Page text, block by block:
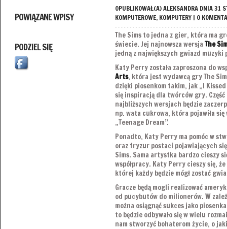
POWIĄZANE WPISY
PODZIEL SIĘ
OPUBLIKOWAŁ(A)ALEKSANDRADNIA 31
KOMPUTEROWE, KOMPUTERY| 0
The Sims to jedna z gier, która ma
świecie. Jej najnowsza wersja The
jedną z największych gwiazd muzyki
Katy Perry została zaproszona do
Arts, która jest wydawcą gry The
dzięki piosenkom takim, jak „I Kissed
się inspiracją dla twórców gry.
najbliższych wersjach będzie
np. wata cukrowa, która pojawiła
„Teenage Dream”.
Ponadto, Katy Perry ma pomóc w
oraz fryzur postaci pojawiających
Sims. Sama artystka bardzo cieszy
współpracy. Katy Perry cieszy się,
której każdy będzie mógł zostać
Gracze będą mogli realizować
od pucybutów do milionerów. W
można osiągnąć sukces jako
to będzie odbywało się w wielu
nam stworzyć bohaterom życie, o